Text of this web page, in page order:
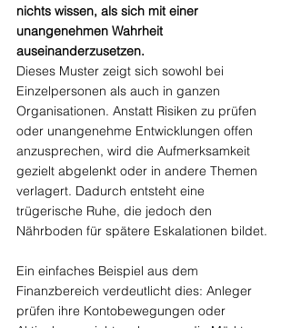
nichts wissen, als sich mit einer
unangenehmen Wahrheit
auseinanderzusetzen.
Dieses Muster zeigt sich sowohl bei
Einzelpersonen als auch in ganzen
Organisationen. Anstatt Risiken zu prüfen
oder unangenehme Entwicklungen offen
anzusprechen, wird die Aufmerksamkeit
gezielt abgelenkt oder in andere Themen
verlagert. Dadurch entsteht eine
trügerische Ruhe, die jedoch den
Nährboden für spätere Eskalationen bildet.
Ein einfaches Beispiel aus dem
Finanzbereich verdeutlicht dies: Anleger
prüfen ihre Kontobewegungen oder